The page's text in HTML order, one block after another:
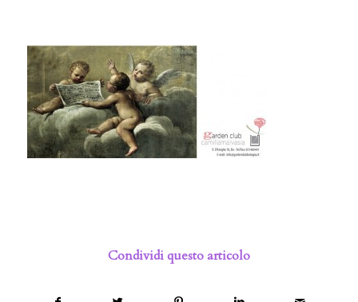
Condividi questo articolo